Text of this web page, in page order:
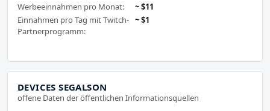
Werbeeinnahmen pro Monat:
~ $11
Einnahmen pro Tag mit Twitch-
Partnerprogramm:
~ $1
DEVICES SEGALSON
offene Daten der öffentlichen Informationsquellen